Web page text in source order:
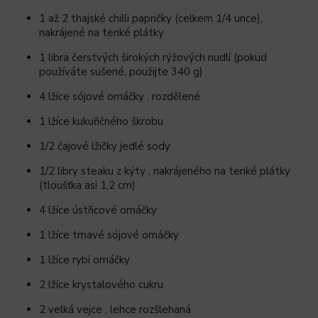
1 až 2 thajské chilli papričky (celkem 1/4 unce),
nakrájené na tenké plátky
1 libra čerstvých širokých rýžových nudlí (pokud
používáte sušené, použijte 340 g)
4 lžíce sójové omáčky , rozdělené
1 lžíce kukuřičného škrobu
1/2 čajové lžičky jedlé sody
1/2 libry steaku z kýty , nakrájeného na tenké plátky
(tloušťka asi 1,2 cm)
4 lžíce ústřicové omáčky
1 lžíce tmavé sójové omáčky
1 lžíce rybí omáčky
2 lžíce krystalového cukru
2 velká vejce , lehce rozšlehaná